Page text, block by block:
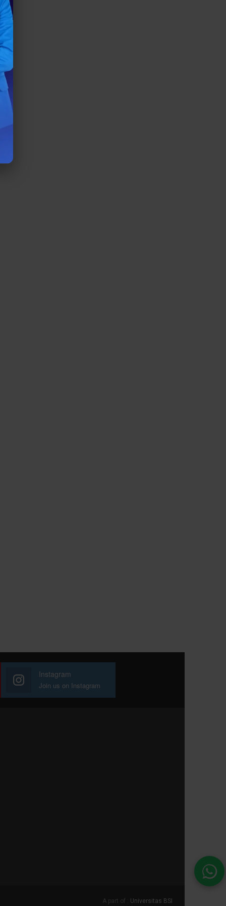
Instagram
Join us on Instagram
A part of : Universitas BSI